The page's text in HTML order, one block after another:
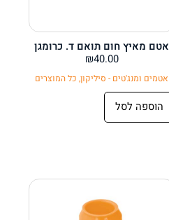
אטם מאיץ חום תואם ד. כרומגן
₪40.00
אטמים ומנג'טים - סיליקון, כל המוצרים
הוספה לסל